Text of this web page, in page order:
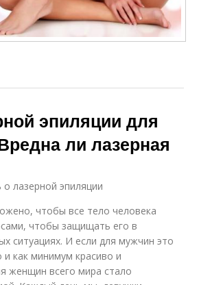
эпиляции для
ли лазерная
лазерной эпиляции
чтобы все тело человека
чтобы защищать его в
ситуациях. И если для мужчин это
и как минимум красиво и
женщин всего мира стало